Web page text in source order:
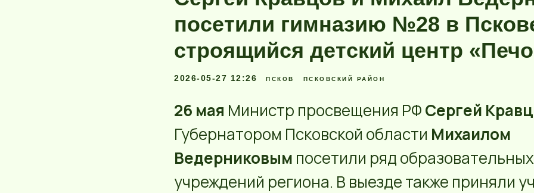
посетили гимназию №28 в
строящийся детский центр
2026-05-27 12:26 ПСКОВ ПСКОВСКИЙ РАЙОН
26 мая Министр просвещения РФСергей
Губернатором Псковской области Михаилом
Ведерниковым посетили ряд образовательных
учреждений региона. В выезде также приняли